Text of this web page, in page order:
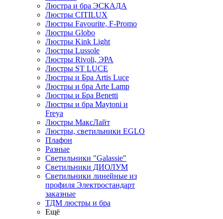
Люстра и бра ЭСКАДА
Люстры CITILUX
Люстры Favourite, F-Promo
Люстры Globo
Люстры Kink Light
Люстры Lussole
Люстры Rivoli, ЭРА
Люстры ST LUCE
Люстры и Бра Artis Luce
Люстры и бра Arte Lamp
Люстры и Бра Benetti
Люстры и бра Maytoni и
Freya
Люстры МаксЛайт
Люстры, светильники EGLO
Плафон
Разные
Светильники "Galassie"
Светильники ДИОЛУМ
Светильники линейные из
профиля Электростандарт
заказные
ТДМ люстры и бра
Ещё